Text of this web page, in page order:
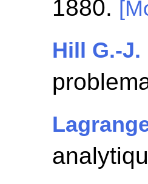
1880.
Hill G.-J.